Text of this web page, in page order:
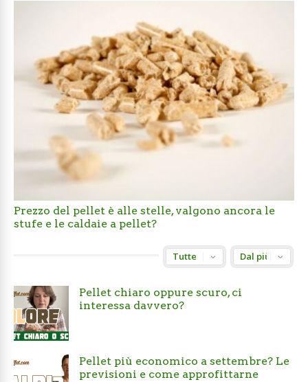
Prezzo del pellet è alle stelle, valgono ancora le
stufe e le caldaie a pellet?
Pellet chiaro oppure scuro, ci
interessa davvero?
Pellet più economico a settembre? Le
previsioni e come approfittarne